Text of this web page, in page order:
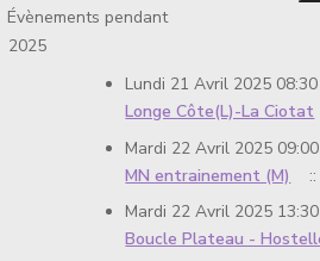
Évènements pendant
2025
Lundi 21 Avril 2025 08:30
Longe Côte(L)-La Ciotat
Mardi 22 Avril 2025 09:00
MN entrainement (M)
Mardi 22 Avril 2025 13:30
Boucle Plateau -